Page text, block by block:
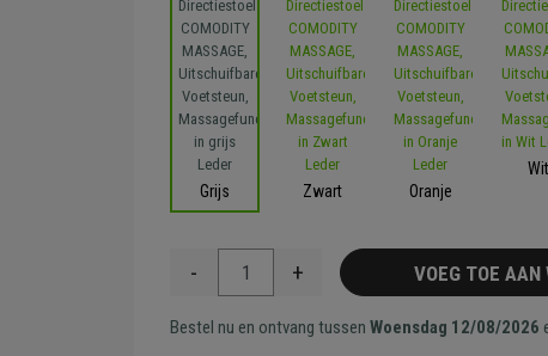
Grijs Zwart Oranje
Wit
- + VOEG TOE AAN
Bestel nu en ontvang tussenWoensdag 12/08/2026